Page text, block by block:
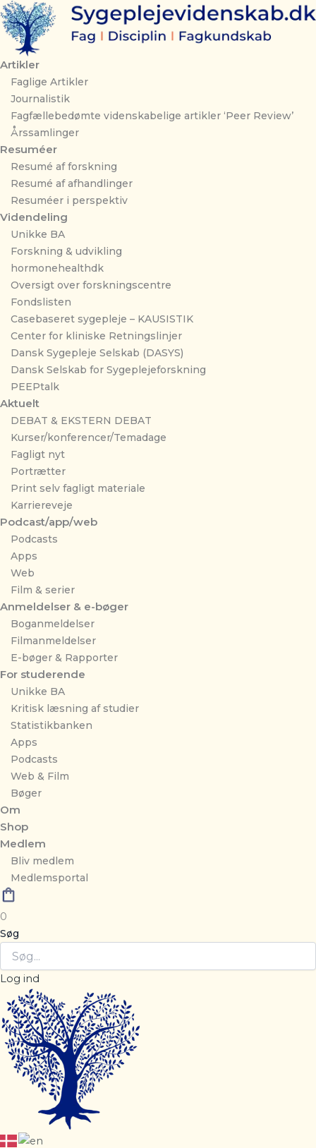
Gå
til
indholdet
Artikler
Faglige Artikler
Journalistik
Fagfællebedømte videnskabelige artikler ‘Peer Review’
Årssamlinger
Resuméer
Resumé af forskning
Resumé af afhandlinger
Resuméer i perspektiv
Videndeling
Unikke BA
Forskning & udvikling
hormonehealthdk
Oversigt over forskningscentre
Fondslisten
Casebaseret sygepleje – KAUSISTIK
Center for kliniske Retningslinjer
Dansk Sygepleje Selskab (DASYS)
Dansk Selskab for Sygeplejeforskning
PEEPtalk
Aktuelt
DEBAT & EKSTERN DEBAT
Kurser/konferencer/Temadage
Fagligt nyt
Portrætter
Print selv fagligt materiale
Karriereveje
Podcast/app/web
Podcasts
Apps
Web
Film & serier
Anmeldelser & e-bøger
Boganmeldelser
Filmanmeldelser
E-bøger & Rapporter
For studerende
Unikke BA
Kritisk læsning af studier
Statistikbanken
Apps
Podcasts
Web & Film
Bøger
Om
Shop
Medlem
Bliv medlem
Medlemsportal
0
Søg
Log ind